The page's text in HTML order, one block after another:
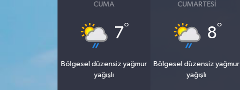
CUMA
7°
Bölgesel düzensiz yağmur
yağışlı
CUMARTESI
8°
Bölgesel düzensiz yağmur
yağışlı